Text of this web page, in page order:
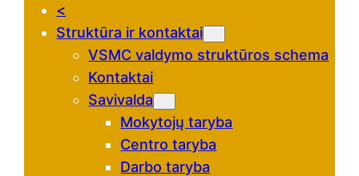
<
Struktūra ir kontaktai
VSMC valdymo struktūros schema
Kontaktai
Savivalda
Mokytojų taryba
Centro taryba
Darbo taryba